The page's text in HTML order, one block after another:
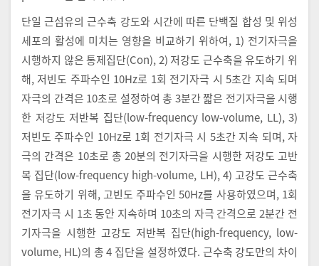
단일 근섬유의 근수축 강도와 시간에 따른 단백질 합성 및 위성
세포의 활성에 미치는 영향을 비교하기 위하여, 1) 전기자극을
시행하지 않은 통제집단(Con), 2) 저강도 근수축을 유도하기 위
해, 저빈도 주파수인 10Hz로 1회 전기자극 시 5초간 지속 되며
자극의 간격은 10초로 설정하여 총 3분간 짧은 전기자극을 시행
한 저강도 저반복 집단(low-frequency low-volume, LL), 3)
저빈도 주파수인 10Hz로 1회 전기자극 시 5초간 지속 되며, 자
극의 간격은 10초로 총 20분의 전기자극을 시행한 저강도 고반
복 집단(low-frequency high-volume, LH), 4) 고강도 근수축
을 유도하기 위해, 고빈도 주파수인 50Hz를 사용하였으며, 1회
전기자극 시 1초 동안 지속하며 10초의 자극 간격으로 2분간 전
기자극을 시행한 고강도 저반복 집단(high-frequency, low-
volume, HL)의 총 4 집단을 설정하였다. 근수축 강도만의 차이